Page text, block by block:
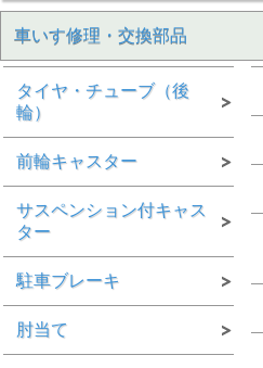
車いす修理・交換部品
タイヤ・チューブ（後
輪）
前輪キャスター
サスペンション付キャス
ター
駐車ブレーキ
肘当て